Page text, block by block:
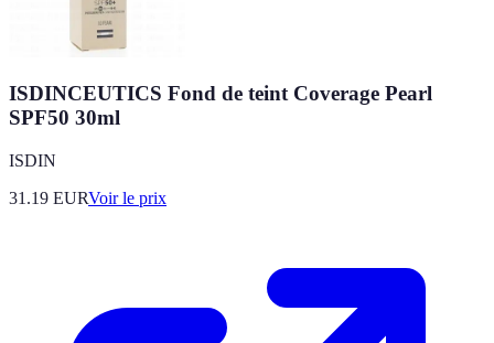
ISDINCEUTICS Fond de teint Coverage Pearl
SPF50 30ml
ISDIN
31.19 EURVoir le prix